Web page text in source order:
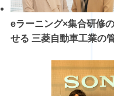
eラーニング×集合研修
せる 三菱自動車工業の